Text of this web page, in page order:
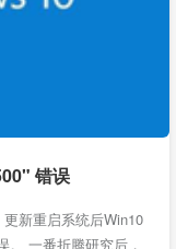
错误
新重启系统后Win10
一番折腾研究后，